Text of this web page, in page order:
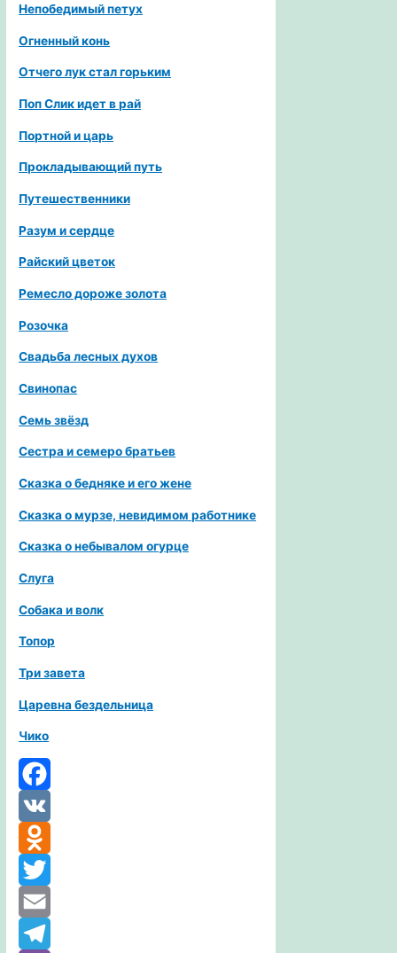
Непобедимый петух
Огненный конь
Отчего лук стал горьким
Поп Слик идет в рай
Портной и царь
Прокладывающий путь
Путешественники
Разум и сердце
Райский цветок
Ремесло дороже золота
Розочка
Свадьба лесных духов
Свинопас
Семь звёзд
Сестра и семеро братьев
Сказка о бедняке и его жене
Сказка о мурзе, невидимом работнике
Сказка о небывалом огурце
Слуга
Собака и волк
Топор
Три завета
Царевна бездельница
Чико
Facebook
VK
Odnoklassniki
Twitter
Email